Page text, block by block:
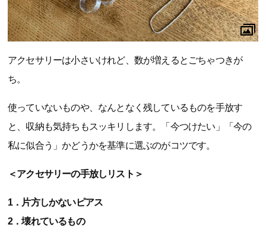
アクセサリーは小さいけれど、数が増えるとごちゃつきが
ち。
使っていないものや、なんとなく残しているものを手放す
と、収納も気持ちもスッキリします。「今つけたい」「今の
私に似合う」かどうかを基準に選ぶのがコツです。
＜アクセサリーの手放しリスト＞
1．片方しかないピアス
2．壊れているもの